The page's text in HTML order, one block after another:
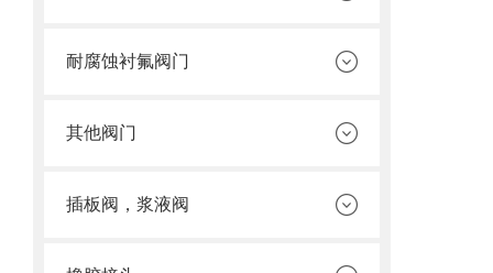
耐腐蚀衬氟阀门
其他阀门
插板阀，浆液阀